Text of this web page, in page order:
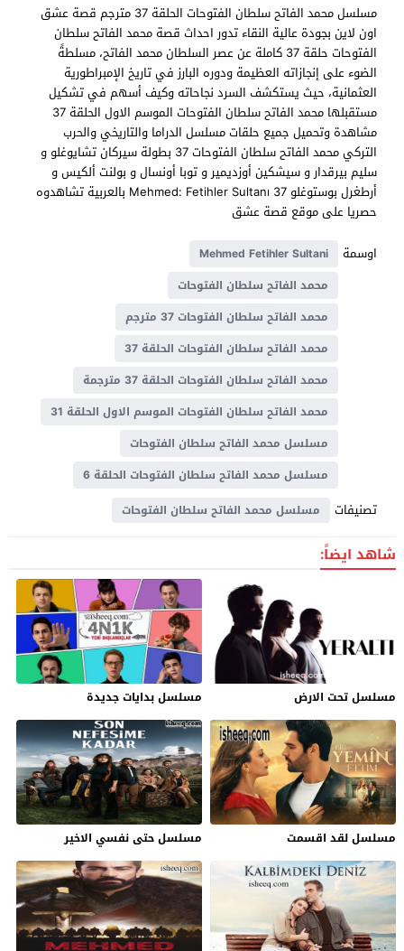
مسلسل محمد الفاتح سلطان الفتوحات الحلقة 37 مترجم قصة عشق
اون لاين بجودة عالية النقاء تدور احداث قصة محمد الفاتح سلطان
الفتوحات حلقة 37 كاملة عن عصر السلطان محمد الفاتح، مسلطةً
الضوء على إنجازاته العظيمة ودوره البارز في تاريخ الإمبراطورية
العثمانية، حيث يستكشف السرد نجاحاته وكيف أسهم في تشكيل
مستقبلها محمد الفاتح سلطان الفتوحات الموسم الاول الحلقة 37
مشاهدة وتحميل جميع حلقات مسلسل الدراما والتاريخي والحرب
التركي محمد الفاتح سلطان الفتوحات 37 بطولة سيركان تشايوغلو و
سليم بيرقدار و سيشكين أوزديمير و توبا أونسال و بولنت ألكيس و
أرطغرل بوستوغلو Mehmed: Fetihler Sultanı 37 بالعربية تشاهدوه
حصريا على موقع قصة عشق
اوسمة
Mehmed Fetihler Sultani
محمد الفاتح سلطان الفتوحات
محمد الفاتح سلطان الفتوحات 37 مترجم
محمد الفاتح سلطان الفتوحات الحلقة 37
محمد الفاتح سلطان الفتوحات الحلقة 37 مترجمة
محمد الفاتح سلطان الفتوحات الموسم الاول الحلقة 31
مسلسل محمد الفاتح سلطان الفتوحات
مسلسل محمد الفاتح سلطان الفتوحات الحلقة 6
تصنيفات مسلسل محمد الفاتح سلطان الفتوحات
شاهد ايضاً:
مسلسل تحت الارض مسلسل بدايات جديدة
مسلسل لقد اقسمت مسلسل حتى نفسي الاخير